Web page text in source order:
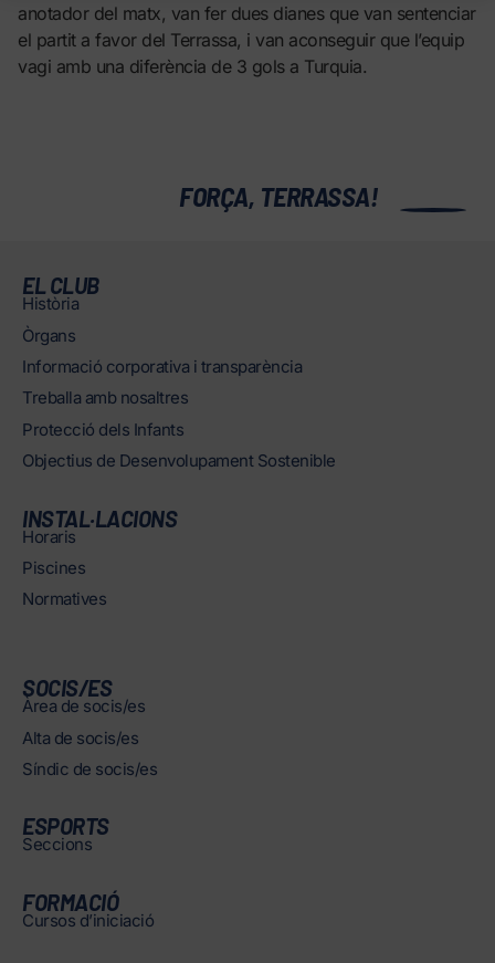
anotador del matx, van fer dues dianes que van sentenciar
el partit a favor del Terrassa, i van aconseguir que l’equip
vagi amb una diferència de 3 gols a Turquia.
FORÇA, TERRASSA!
EL CLUB
Història
Òrgans
Informació corporativa i transparència
Treballa amb nosaltres
Protecció dels Infants
Objectius de Desenvolupament Sostenible
INSTAL·LACIONS
Horaris
Piscines
Normatives
SOCIS/ES
Àrea de socis/es
Alta de socis/es
Síndic de socis/es
ESPORTS
Seccions
FORMACIÓ
Cursos d’iniciació